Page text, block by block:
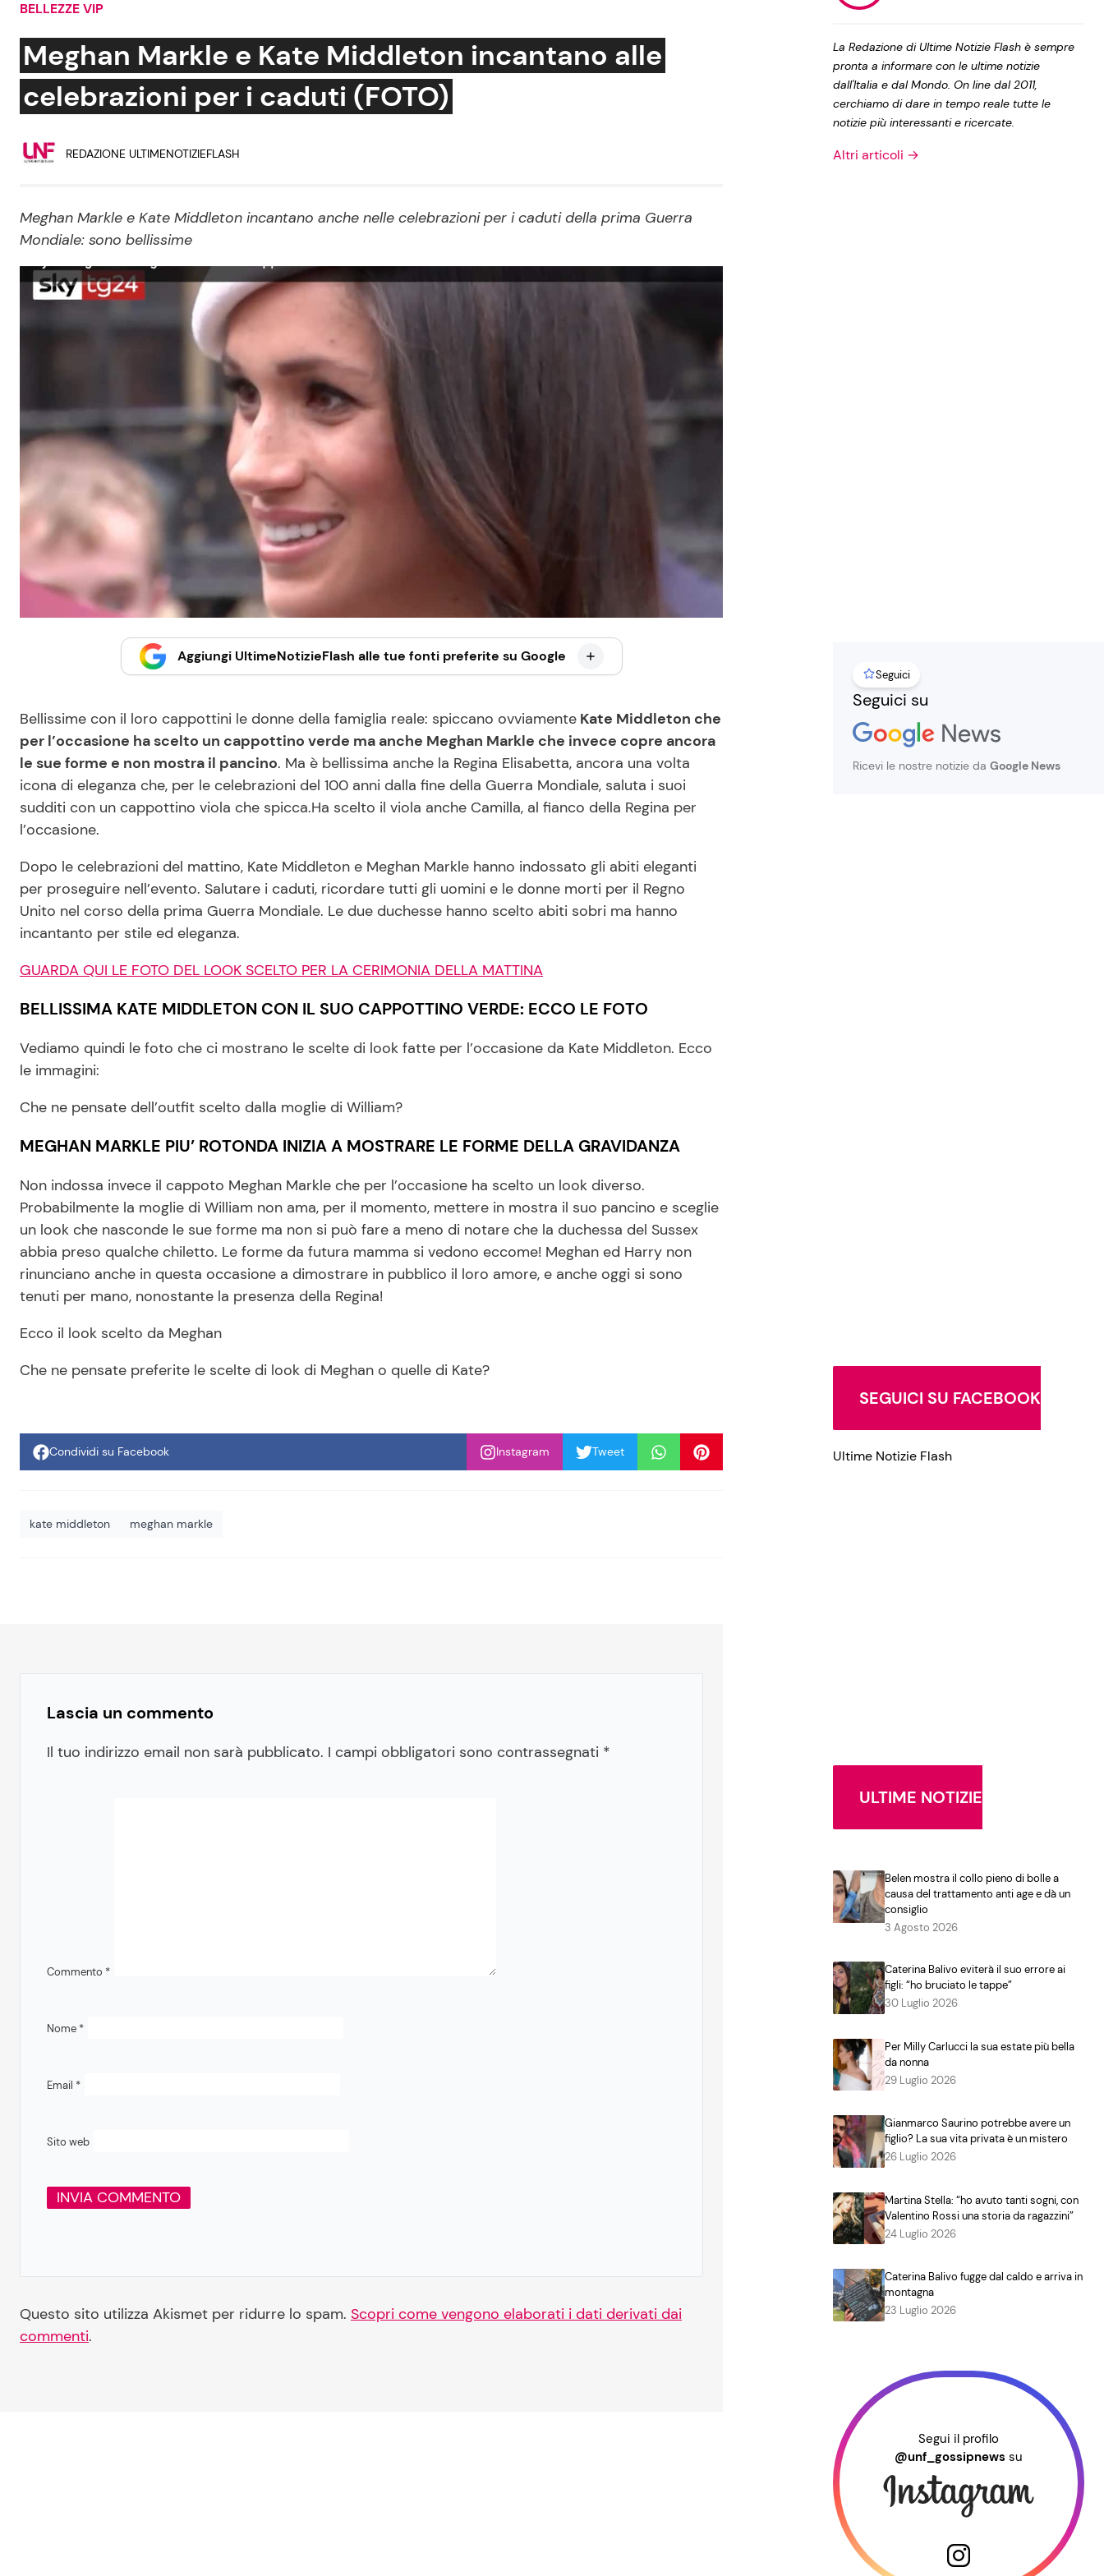
Social News
News dal mondo
Benessere
Mondo Mamma
Salute
Viaggi e Turismo
Le Ricette in TV
Privacy Policy
BELLEZZE VIP
Meghan Markle e Kate Middleton incantano alle
celebrazioni per i caduti (FOTO)
REDAZIONE ULTIMENOTIZIEFLASH
Meghan Markle e Kate Middleton incantano anche nelle celebrazioni per i caduti della prima Guerra
Mondiale: sono bellissime
Aggiungi UltimeNotizieFlash alle tue fonti preferite su Google
Bellissime con il loro cappottini le donne della famiglia reale: spiccano ovviamente Kate Middleton che
per l’occasione ha scelto un cappottino verde ma anche Meghan Markle che invece copre ancora
le sue forme e non mostra il pancino. Ma è bellissima anche la Regina Elisabetta, ancora una volta
icona di eleganza che, per le celebrazioni del 100 anni dalla fine della Guerra Mondiale, saluta i suoi
sudditi con un cappottino viola che spicca.Ha scelto il viola anche Camilla, al fianco della Regina per
l’occasione.
Dopo le celebrazioni del mattino, Kate Middleton e Meghan Markle hanno indossato gli abiti eleganti
per proseguire nell’evento. Salutare i caduti, ricordare tutti gli uomini e le donne morti per il Regno
Unito nel corso della prima Guerra Mondiale. Le due duchesse hanno scelto abiti sobri ma hanno
incantanto per stile ed eleganza.
GUARDA QUI LE FOTO DEL LOOK SCELTO PER LA CERIMONIA DELLA MATTINA
BELLISSIMA KATE MIDDLETON CON IL SUO CAPPOTTINO VERDE: ECCO LE FOTO
Vediamo quindi le foto che ci mostrano le scelte di look fatte per l’occasione da Kate Middleton. Ecco
le immagini:
Che ne pensate dell’outfit scelto dalla moglie di William?
MEGHAN MARKLE PIU’ ROTONDA INIZIA A MOSTRARE LE FORME DELLA GRAVIDANZA
Non indossa invece il cappoto Meghan Markle che per l’occasione ha scelto un look diverso.
Probabilmente la moglie di William non ama, per il momento, mettere in mostra il suo pancino e sceglie
un look che nasconde le sue forme ma non si può fare a meno di notare che la duchessa del Sussex
abbia preso qualche chiletto. Le forme da futura mamma si vedono eccome! Meghan ed Harry non
rinunciano anche in questa occasione a dimostrare in pubblico il loro amore, e anche oggi si sono
tenuti per mano, nonostante la presenza della Regina!
Ecco il look scelto da Meghan
Che ne pensate preferite le scelte di look di Meghan o quelle di Kate?
Condividi su Facebook Instagram Tweet
kate middleton meghan markle
Lascia un commento
Il tuo indirizzo email non sarà pubblicato. I campi obbligatori sono contrassegnati *
Commento *
Nome *
Email *
Sito web
Questo sito utilizza Akismet per ridurre lo spam. Scopri come vengono elaborati i dati derivati dai
commenti.
La Redazione di Ultime Notizie Flash è sempre
pronta a informare con le ultime notizie
dall'Italia e dal Mondo. On line dal 2011,
cerchiamo di dare in tempo reale tutte le
notizie più interessanti e ricercate.
Altri articoli →
Seguici
Seguici su
Ricevi le nostre notizie da Google News
SEGUICI SU FACEBOOK
Ultime Notizie Flash
ULTIME NOTIZIE
Belen mostra il collo pieno di bolle a
causa del trattamento anti age e dà un
consiglio
3 Agosto 2026
Caterina Balivo eviterà il suo errore ai
figli: “ho bruciato le tappe”
30 Luglio 2026
Per Milly Carlucci la sua estate più bella
da nonna
29 Luglio 2026
Gianmarco Saurino potrebbe avere un
figlio? La sua vita privata è un mistero
26 Luglio 2026
Martina Stella: “ho avuto tanti sogni, con
Valentino Rossi una storia da ragazzini”
24 Luglio 2026
Caterina Balivo fugge dal caldo e arriva in
montagna
23 Luglio 2026
Segui il profilo
@unf_gossipnews su